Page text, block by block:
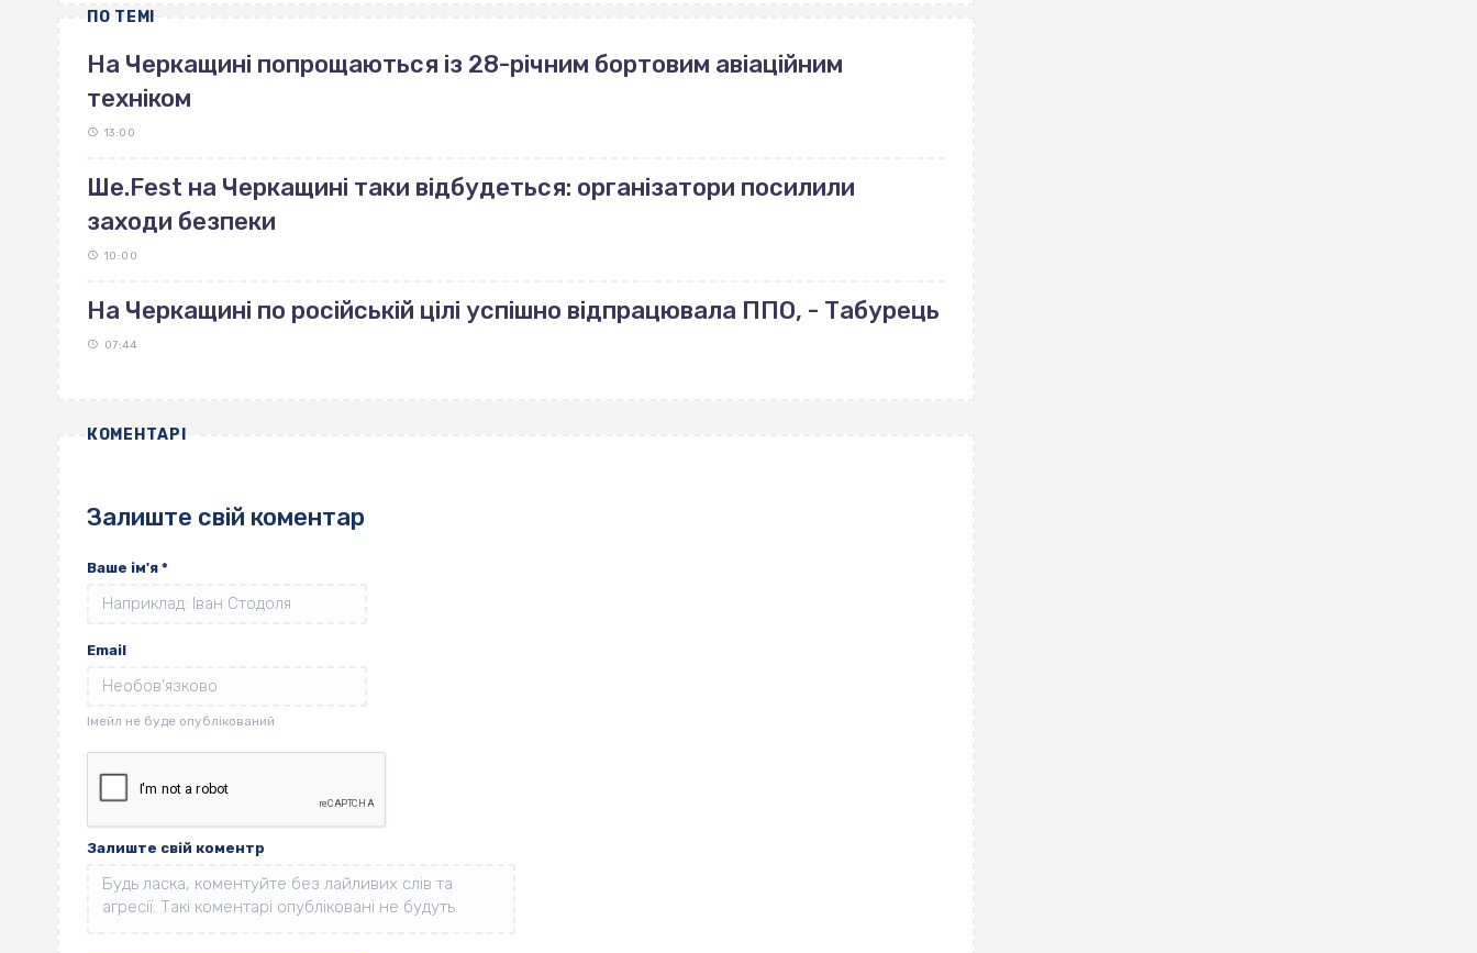
ПО ТЕМІ
На Черкащині попрощаються із 28-річним бортовим авіаційним
техніком
13:00
Ше.Fest на Черкащині таки відбудеться: організатори посилили
заходи безпеки
10:00
На Черкащині по російській цілі успішно відпрацювала ППО, - Табурець
07:44
КОМЕНТАРІ
Залиште свій коментар
Ваше ім'я *
Email
Залиште свій коментр